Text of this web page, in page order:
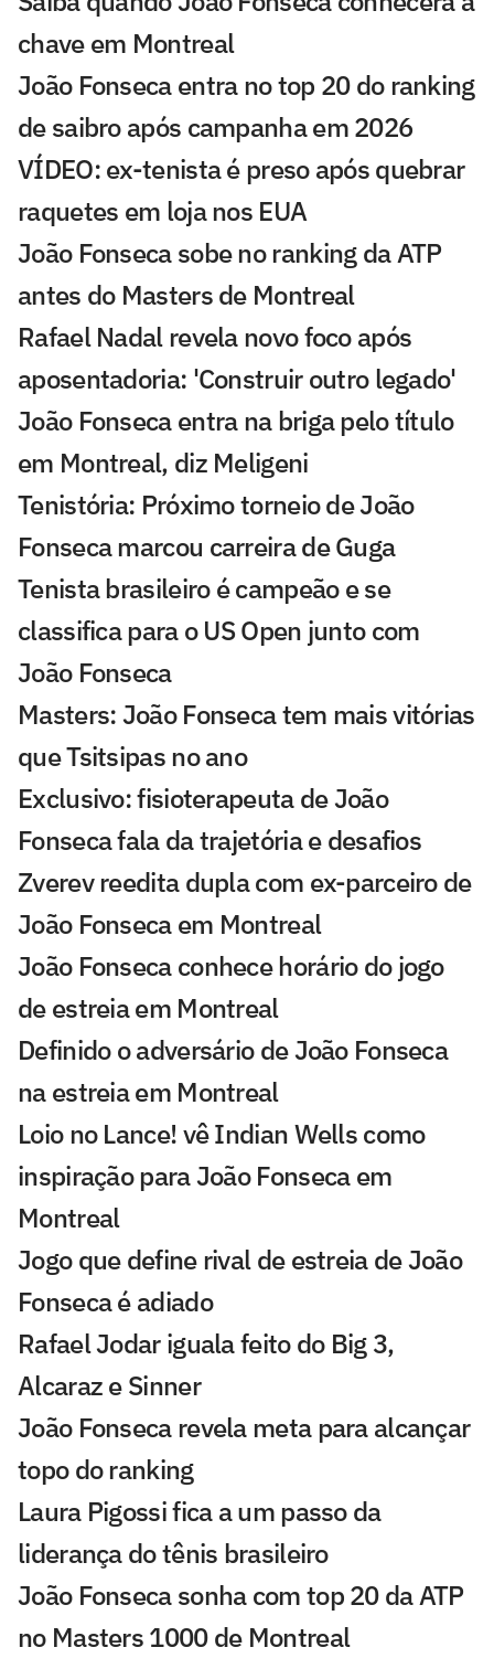
chave em Montreal
João Fonseca entra no top 20 do ranking
de saibro após campanha em 2026
VÍDEO: ex-tenista é preso após quebrar
raquetes em loja nos EUA
João Fonseca sobe no ranking da ATP
antes do Masters de Montreal
Rafael Nadal revela novo foco após
aposentadoria: 'Construir outro legado'
João Fonseca entra na briga pelo título
em Montreal, diz Meligeni
Tenistória: Próximo torneio de João
Fonseca marcou carreira de Guga
Tenista brasileiro é campeão e se
classifica para o US Open junto com
João Fonseca
Masters: João Fonseca tem mais vitórias
que Tsitsipas no ano
Exclusivo: fisioterapeuta de João
Fonseca fala da trajetória e desafios
Zverev reedita dupla com ex-parceiro de
João Fonseca em Montreal
João Fonseca conhece horário do jogo
de estreia em Montreal
Definido o adversário de João Fonseca
na estreia em Montreal
Loio no Lance! vê Indian Wells como
inspiração para João Fonseca em
Montreal
Jogo que define rival de estreia de João
Fonseca é adiado
Rafael Jodar iguala feito do Big 3,
Alcaraz e Sinner
João Fonseca revela meta para alcançar
topo do ranking
Laura Pigossi fica a um passo da
liderança do tênis brasileiro
João Fonseca sonha com top 20 da ATP
no Masters 1000 de Montreal